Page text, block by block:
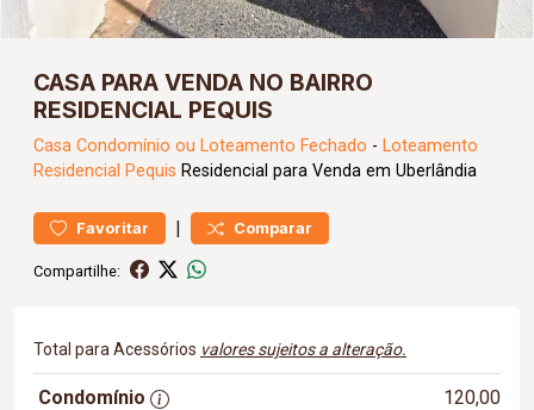
CASA PARA VENDA NO BAIRRO
RESIDENCIAL PEQUIS
Casa Condomínio ou Loteamento Fechado - Loteamento
Residencial Pequis Residencial para Venda em Uberlândia
Favoritar | Comparar
Compartilhe:
Total para Acessórios valores sujeitos a alteração.
Condomínio
120,00